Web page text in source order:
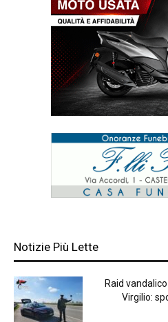
Notizie Più Lette
Raid
Virgilio: